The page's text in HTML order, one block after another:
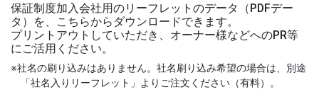
保証制度加入会社用のリーフレットのデータ（PDFデー
タ）を、こちらからダウンロードできます。
プリントアウトしていただき、オーナー様などへのPR等
にご活用ください。
※社名の刷り込みはありません。社名刷り込み希望の場合は、別途
「社名入りリーフレット」よりご注文ください（有料）。